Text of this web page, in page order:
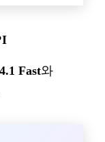
Fast와